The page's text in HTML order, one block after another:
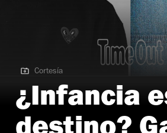
Cortesía
Cortesía
¿Infancia